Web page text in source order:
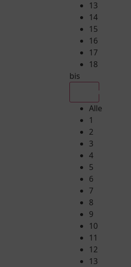
13
14
15
16
17
18
bis
Alle
1
2
3
4
5
6
7
8
9
10
11
12
13